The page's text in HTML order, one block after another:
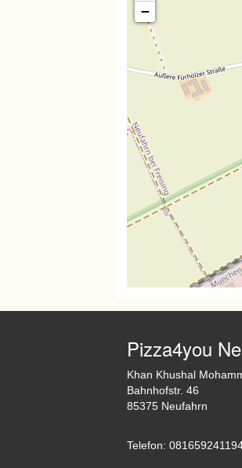
−
Pizza4you
Khan Khushal
Bahnhofstr. 46
85375 Neufahrn
Telefon: